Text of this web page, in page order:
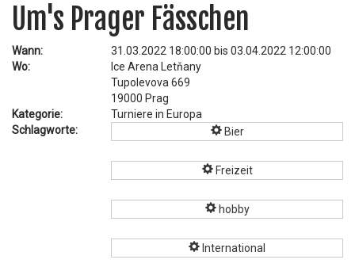
Um's Prager Fässchen
Wann:
31.03.2022 18:00:00 bis 03.04.2022 12:00:00
Wo:
Ice Arena Letňany
Tupolevova 669
19000 Prag
Kategorie:
Turniere in Europa
Schlagworte:
Bier
Freizeit
hobby
International